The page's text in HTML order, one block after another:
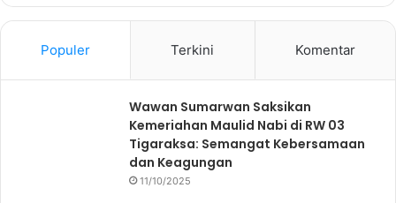
Populer Terkini Komentar
Wawan Sumarwan Saksikan
Kemeriahan Maulid Nabi di RW 03
Tigaraksa: Semangat Kebersamaan
dan Keagungan
11/10/2025